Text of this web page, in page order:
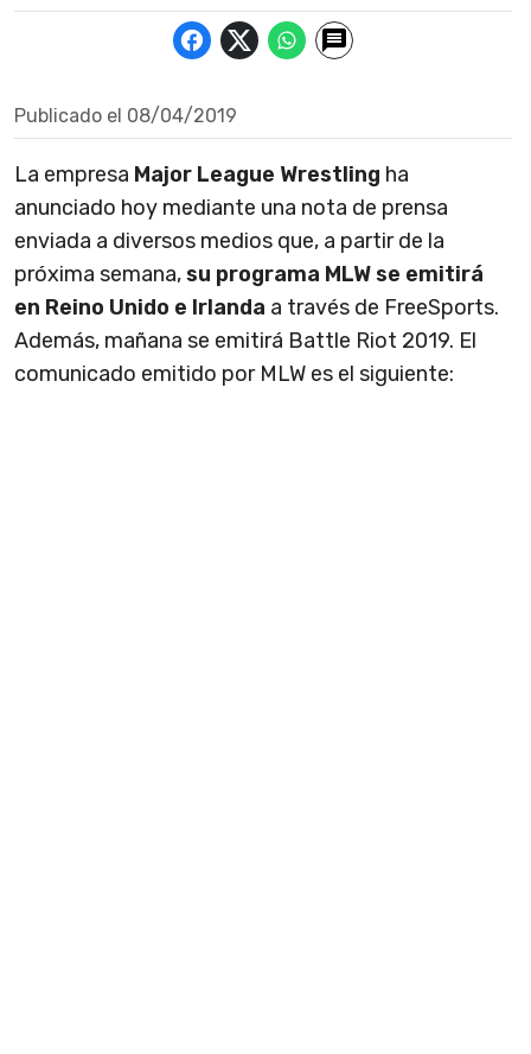
Publicado el 08/04/2019
La empresa Major League Wrestling ha
anunciado hoy mediante una nota de prensa
enviada a diversos medios que, a partir de la
próxima semana,su programa MLW se emitirá
en Reino Unido e Irlanda a través de FreeSports.
Además, mañana se emitirá Battle Riot 2019. El
comunicado emitido por MLW es el siguiente: